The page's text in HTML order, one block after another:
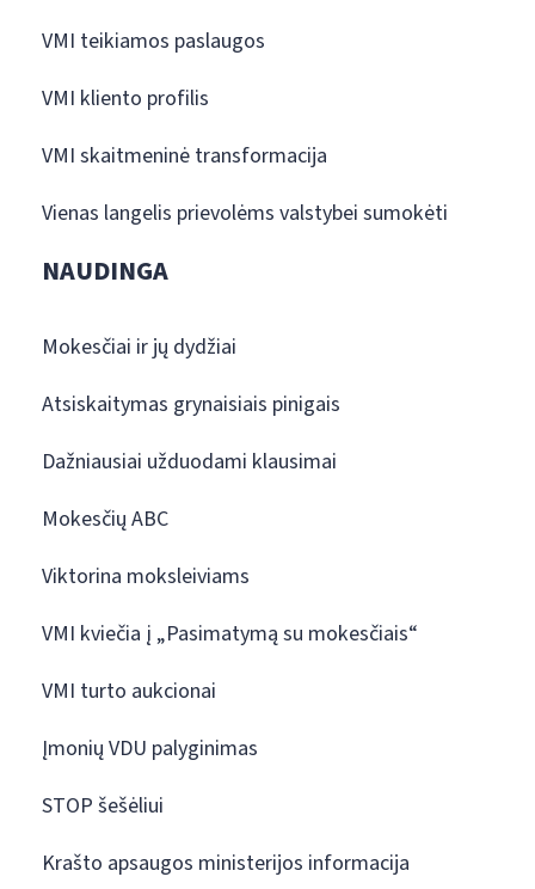
VMI teikiamos paslaugos
VMI kliento profilis
VMI skaitmeninė transformacija
Vienas langelis prievolėms valstybei sumokėti
NAUDINGA
Mokesčiai ir jų dydžiai
Atsiskaitymas grynaisiais pinigais
Dažniausiai užduodami klausimai
Mokesčių ABC
Viktorina moksleiviams
VMI kviečia į „Pasimatymą su mokesčiais“
VMI turto aukcionai
Įmonių VDU palyginimas
STOP šešėliui
Krašto apsaugos ministerijos informacija